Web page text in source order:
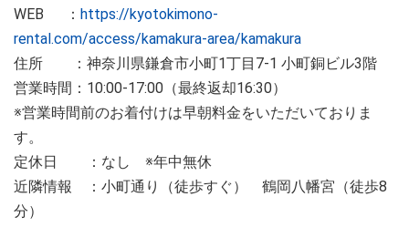
WEB ： https://kyotokimono-
rental.com/access/kamakura-area/kamakura
住所 ：神奈川県鎌倉市小町1丁目7-1 小町銅ビル3階
営業時間：10:00-17:00（最終返却16:30）
※営業時間前のお着付けは早朝料金をいただいておりま
す。
定休日 ：なし ※年中無休
近隣情報 ：小町通り（徒歩すぐ） 鶴岡八幡宮（徒歩8
分）